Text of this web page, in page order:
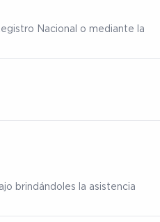
Nacional o mediante la
brindándoles la asistencia